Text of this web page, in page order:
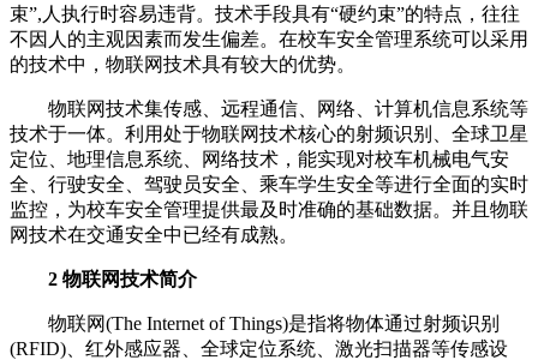
束”,人执行时容易违背。技术手段具有“硬约束”的特点，往往
不因人的主观因素而发生偏差。在校车安全管理系统可以采用
的技术中，物联网技术具有较大的优势。
物联网技术集传感、远程通信、网络、计算机信息系统等
技术于一体。利用处于物联网技术核心的射频识别、全球卫星
定位、地理信息系统、网络技术，能实现对校车机械电气安
全、行驶安全、驾驶员安全、乘车学生安全等进行全面的实时
监控，为校车安全管理提供最及时准确的基础数据。并且物联
网技术在交通安全中已经有成熟。
2 物联网技术简介
物联网(The Internet of Things)是指将物体通过射频识别
(RFID)、红外感应器、全球定位系统、激光扫描器等传感设